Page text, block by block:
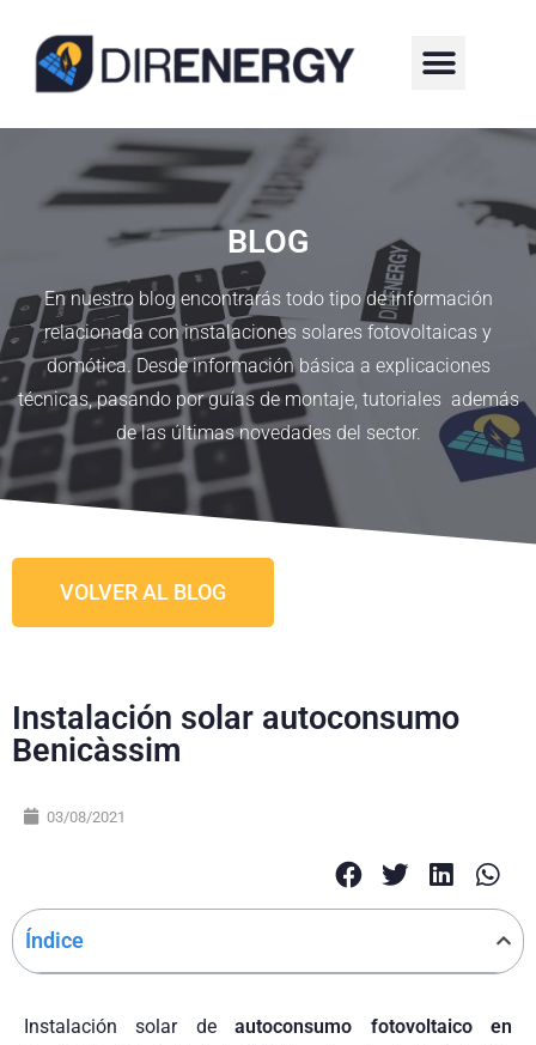
BLOG
En nuestro blog encontrarás todo tipo de información
relacionada con instalaciones solares fotovoltaicas y
domótica. Desde información básica a explicaciones
técnicas, pasando por guías de montaje, tutoriales además
de las últimas novedades del sector.
VOLVER AL BLOG
Instalación solar autoconsumo
Benicàssim
03/08/2021
Índice
Instalación solar deautoconsumo fotovoltaico en